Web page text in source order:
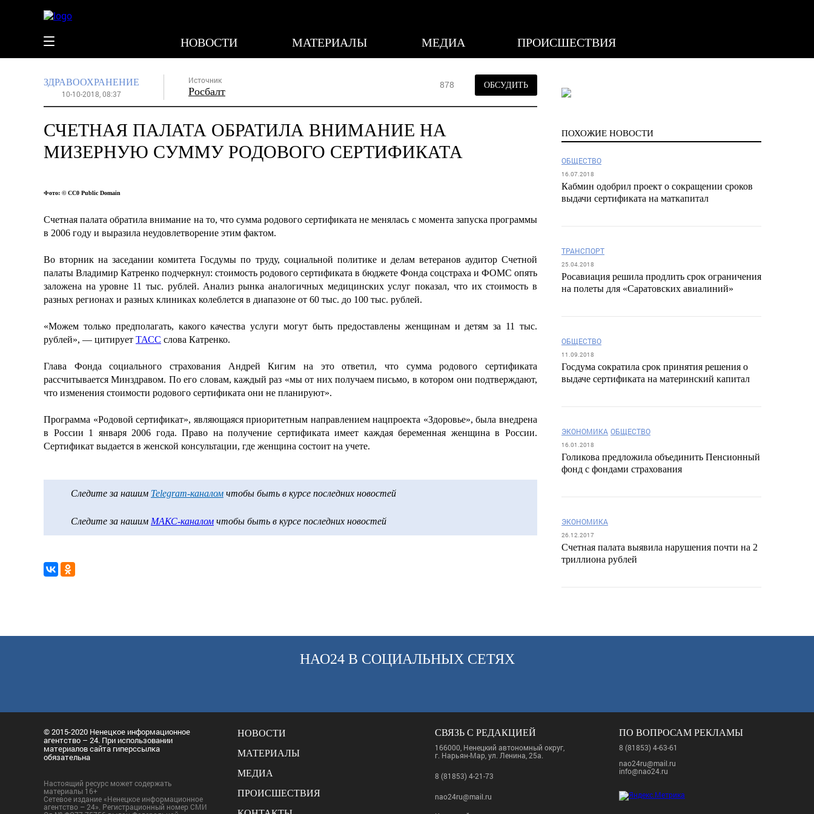
НОВОСТИ МАТЕРИАЛЫ МЕДИА ПРОИСШЕСТВИЯ
ЗДРАВООХРАНЕНИЕ
10-10-2018, 08:37
Источник
Росбалт
878 ОБСУДИТЬ
СЧЕТНАЯ ПАЛАТА ОБРАТИЛА ВНИМАНИЕ НА
МИЗЕРНУЮ СУММУ РОДОВОГО СЕРТИФИКАТА
Фото: © СС0 Public Domain
Счетная палата обратила внимание на то, что сумма родового сертификата не менялась с момента запуска программы
в 2006 году и выразила неудовлетворение этим фактом.
Во вторник на заседании комитета Госдумы по труду, социальной политике и делам ветеранов аудитор Счетной
палаты Владимир Катренко подчеркнул: стоимость родового сертификата в бюджете Фонда соцстраха и ФОМС опять
заложена на уровне 11 тыс. рублей. Анализ рынка аналогичных медицинских услуг показал, что их стоимость в
разных регионах и разных клиниках колеблется в диапазоне от 60 тыс. до 100 тыс. рублей.
«Можем только предполагать, какого качества услуги могут быть предоставлены женщинам и детям за 11 тыс.
рублей», — цитирует ТАСС слова Катренко.
Глава Фонда социального страхования Андрей Кигим на это ответил, что сумма родового сертификата
рассчитывается Минздравом. По его словам, каждый раз «мы от них получаем письмо, в котором они подтверждают,
что изменения стоимости родового сертификата они не планируют».
Программа «Родовой сертификат», являющаяся приоритетным направлением нацпроекта «Здоровье», была внедрена
в России 1 января 2006 года. Право на получение сертификата имеет каждая беременная женщина в России.
Сертификат выдается в женской консультации, где женщина состоит на учете.
Следите за нашим Telegram-каналом чтобы быть в курсе последних новостей
Следите за нашим МАКС-каналом чтобы быть в курсе последних новостей
ПОХОЖИЕ НОВОСТИ
ОБЩЕСТВО
16.07.2018
Кабмин одобрил проект о сокращении сроков
выдачи сертификата на маткапитал
ТРАНСПОРТ
25.04.2018
Росавиация решила продлить срок ограничения
на полеты для «Саратовских авиалиний»
ОБЩЕСТВО
11.09.2018
Госдума сократила срок принятия решения о
выдаче сертификата на материнский капитал
ЭКОНОМИКА ОБЩЕСТВО
16.01.2018
Голикова предложила объединить Пенсионный
фонд с фондами страхования
ЭКОНОМИКА
26.12.2017
Счетная палата выявила нарушения почти на 2
триллиона рублей
НАО24 В СОЦИАЛЬНЫХ СЕТЯХ
© 2015-2020 Ненецкое информационное
агентство – 24. При использовании
материалов сайта гиперссылка
обязательна
Настоящий ресурс может содержать
материалы 16+
Сетевое издание «Ненецкое информационное
агентство – 24». Регистрационный номер СМИ
НОВОСТИ
МАТЕРИАЛЫ
МЕДИА
ПРОИСШЕСТВИЯ
СВЯЗЬ С РЕДАКЦИЕЙ
166000, Ненецкий автономный округ,
г. Нарьян-Мар, ул. Ленина, 25а.
8 (81853) 4-21-73
nao24ru@mail.ru
ПО ВОПРОСАМ РЕКЛАМЫ
8 (81853) 4-63-61
nao24ru@mail.ru
info@nao24.ru